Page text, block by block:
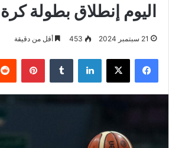
اليوم إنطلاق بطولة
21 سبتمبر 2024 453 أقل من دقيقة
فيسبوك ‫X لينكدإن